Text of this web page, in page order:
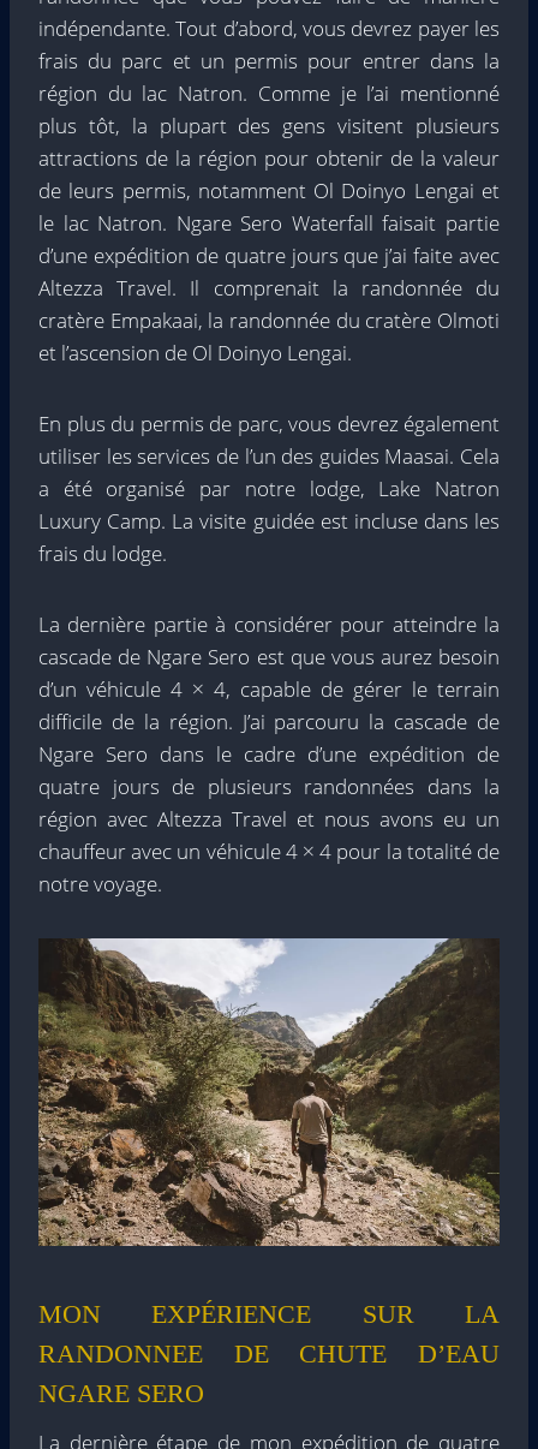
indépendante. Tout d’abord, vous devrez payer les
frais du parc et un permis pour entrer dans la
région du lac Natron. Comme je l’ai mentionné
plus tôt, la plupart des gens visitent plusieurs
attractions de la région pour obtenir de la valeur
de leurs permis, notamment Ol Doinyo Lengai et
le lac Natron. Ngare Sero Waterfall faisait partie
d’une expédition de quatre jours que j’ai faite avec
Altezza Travel. Il comprenait la randonnée du
cratère Empakaai, la randonnée du cratère Olmoti
et l’ascension de Ol Doinyo Lengai.
En plus du permis de parc, vous devrez également
utiliser les services de l’un des guides Maasai. Cela
a été organisé par notre lodge, Lake Natron
Luxury Camp. La visite guidée est incluse dans les
frais du lodge.
La dernière partie à considérer pour atteindre la
cascade de Ngare Sero est que vous aurez besoin
d’un véhicule 4 × 4, capable de gérer le terrain
difficile de la région. J’ai parcouru la cascade de
Ngare Sero dans le cadre d’une expédition de
quatre jours de plusieurs randonnées dans la
région avec Altezza Travel et nous avons eu un
chauffeur avec un véhicule 4 × 4 pour la totalité de
notre voyage.
MON EXPÉRIENCE SUR LA
RANDONNEE DE CHUTE D’EAU
NGARE SERO
La dernière étape de mon expédition de quatre